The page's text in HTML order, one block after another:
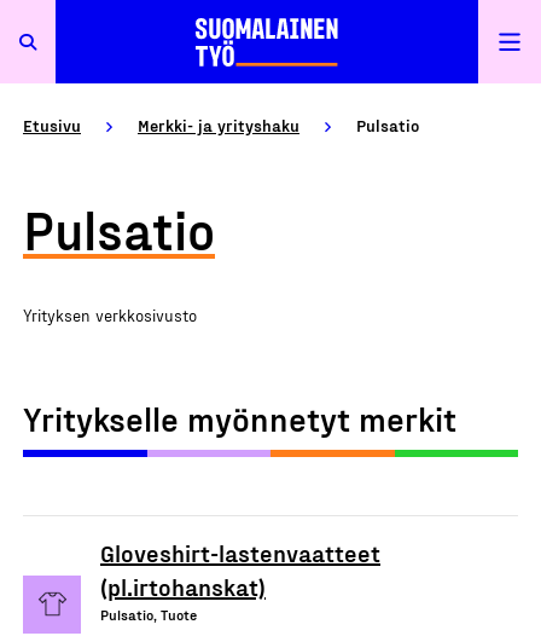
Etusivu Merkki- ja yrityshaku Pulsatio
Pulsatio
Yrityksen verkkosivusto
Yritykselle myönnetyt merkit
Gloveshirt-lastenvaatteet
(pl.irtohanskat)
Pulsatio, Tuote